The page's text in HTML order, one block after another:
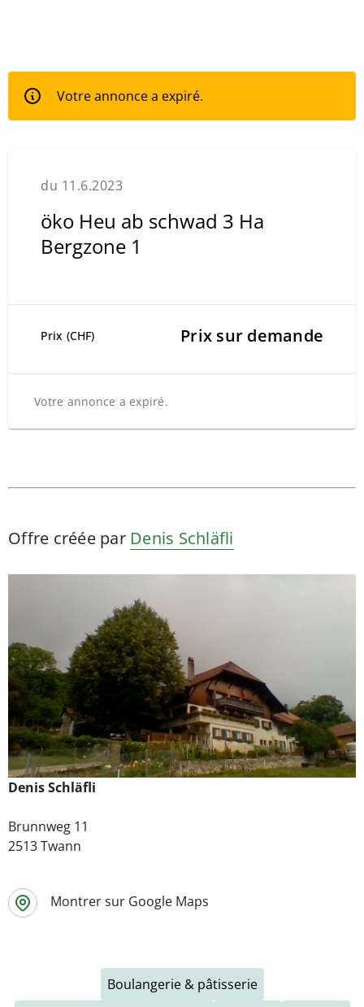
Votre annonce a expiré.
du 11.6.2023
öko Heu ab schwad 3 Ha
Bergzone 1
Prix (CHF) Prix sur demande
Votre annonce a expiré.
Offre créée par Denis Schläfli
Denis Schläfli
Brunnweg 11
2513 Twann
Montrer sur Google Maps
Boulangerie & pâtisserie